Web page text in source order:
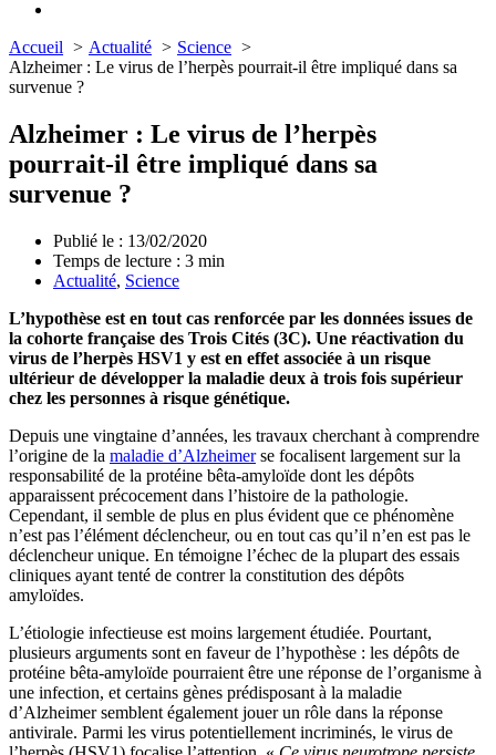
Accueil Actualité
Science
Alzheimer : Le virus de l’herpès pourrait-il être impliqué dans sa
survenue ?
Alzheimer : Le virus de l’herpès
pourrait-il être impliqué dans sa
survenue ?
Publié le : 13/02/2020
Temps de lecture : 3 min
Actualité, Science
L’hypothèse est en tout cas renforcée par les données issues de
la cohorte française des Trois Cités (3C). Une réactivation du
virus de l’herpès HSV1 y est en effet associée à un risque
ultérieur de développer la maladie deux à trois fois supérieur
chez les personnes à risque génétique.
Depuis une vingtaine d’années, les travaux cherchant à comprendre
l’origine de la maladie d’Alzheimerse focalisent largement sur la
responsabilité de la protéine bêta-amyloïde dont les dépôts
apparaissent précocement dans l’histoire de la pathologie.
Cependant, il semble de plus en plus évident que ce phénomène
n’est pas l’élément déclencheur, ou en tout cas qu’il n’en est pas le
déclencheur unique. En témoigne l’échec de la plupart des essais
cliniques ayant tenté de contrer la constitution des dépôts
amyloïdes.
L’étiologie infectieuse est moins largement étudiée. Pourtant,
plusieurs arguments sont en faveur de l’hypothèse : les dépôts de
protéine bêta-amyloïde pourraient être une réponse de l’organisme à
une infection, et certains gènes prédisposant à la maladie
d’Alzheimer semblent également jouer un rôle dans la réponse
antivirale. Parmi les virus potentiellement incriminés, le virus de